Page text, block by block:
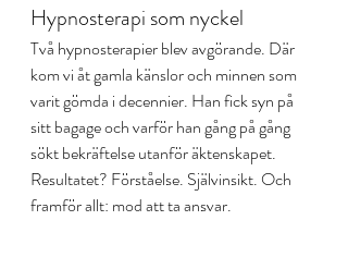
Hypnosterapi som nyckel
Två hypnosterapier blev avgörande. Där
kom vi åt gamla känslor och minnen som
varit gömda i decennier. Han fick syn på
sitt bagage och varför han gång på gång
sökt bekräftelse utanför äktenskapet.
Resultatet? Förståelse. Självinsikt. Och
framför allt: mod att ta ansvar.